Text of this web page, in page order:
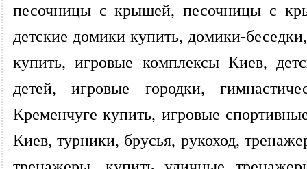
песочницы с крышей, песочницы с
детские домики купить, домики-
купить, игровые комплексы Киев,
детей, игровые городки,
Кременчуге купить, игровые
Киев, турники, брусья, рукоход,